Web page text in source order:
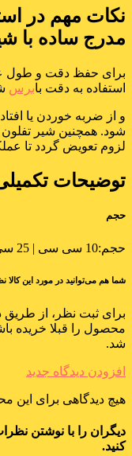
نکات مهم در
مدرج ساده با
برای حفظ دقت و طول
استفاده به دقت بابرس
و از ضربه خوردن یا
شود. همچنین شیر
لزوم تعویض گردد تا
توضیحات
حجم
حجم:10 سی سی | 25 سی سی | 50 سی سی | 100 سی سی
شما هم می‌توانید در مورد این کالا
برای ثبت نظر، از طریق
محصول را قبلا خریده
شد.
افزودن دیدگاه جدید
هیچ دیدگاهی برای
دیگران را با نوشتن
کنید.